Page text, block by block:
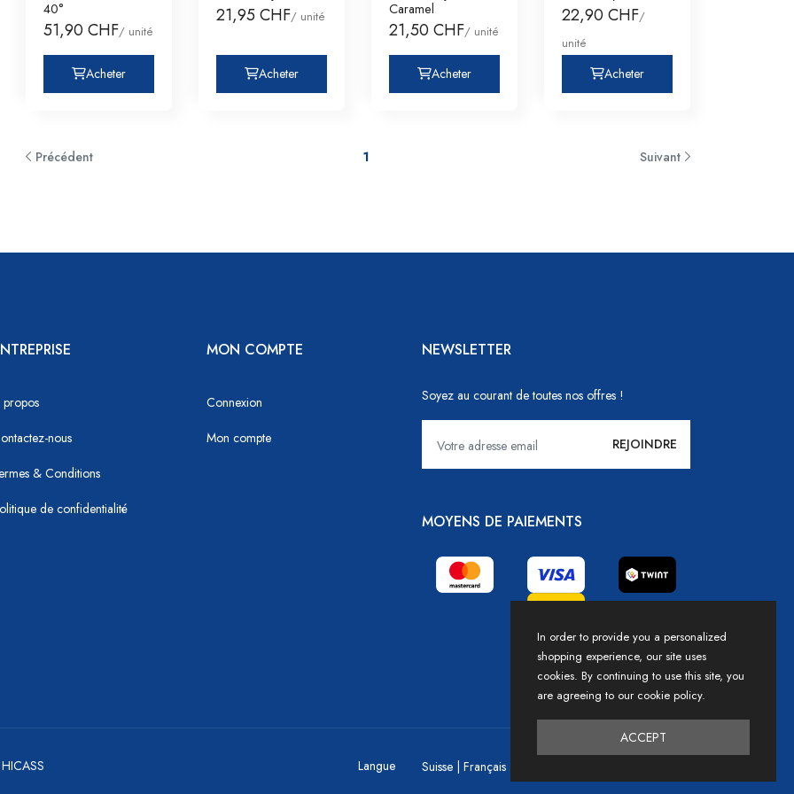
40°
51,90 CHF/ unité
Acheter
21,95 CHF/ unité
Acheter
Caramel
21,50 CHF/ unité
Acheter
22,90 CHF/
unité
Acheter
Précédent 1 Suivant
propos
nous
& Conditions
de confidentialité
MON COMPTE
Connexion
Mon compte
NEWSLETTER
Soyez au courant de toutes nos offres !
MOYENS DE PAIEMENTS
Langue
In order to provide you a personalized
shopping experience, our site uses
cookies. By continuing to use this site, you
are agreeing to our cookie policy.
ACCEPT